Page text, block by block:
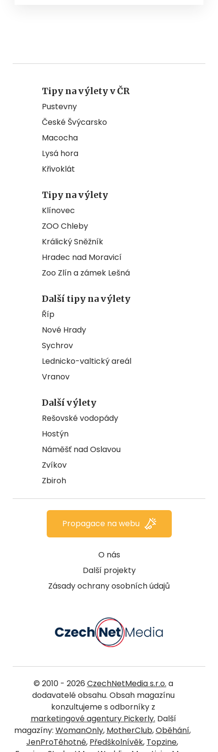
Tipy na výlety v ČR
Pustevny
České Švýcarsko
Macocha
Lysá hora
Křivoklát
Tipy na výlety
Klínovec
ZOO Chleby
Králický Sněžník
Hradec nad Moravicí
Zoo Zlín a zámek Lešná
Další tipy na výlety
Říp
Nové Hrady
Sychrov
Lednicko-valtický areál
Vranov
Další výlety
Rešovské vodopády
Hostýn
Náměšť nad Oslavou
Zvíkov
Zbiroh
O nás
Další projekty
Zásady ochrany osobních údajů
Propagace na webu
© 2010 - 2026 CzechNetMedia s.r.o. a
dodavatelé obsahu. Obsah magazínu
konzultujeme s odborníky z
marketingové agentury Pickerly. Další
magazíny: WomanOnly, MotherClub,Oběhání,
JenProTěhotné, Předškolnívěk, Topzine,